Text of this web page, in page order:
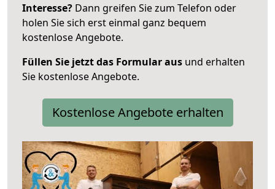
Interesse? Dann greifen Sie zum Telefon oder
holen Sie sich erst einmal ganz bequem
kostenlose Angebote.
Füllen Sie jetzt das Formular aus und erhalten
Sie kostenlose Angebote.
Kostenlose Angebote erhalten